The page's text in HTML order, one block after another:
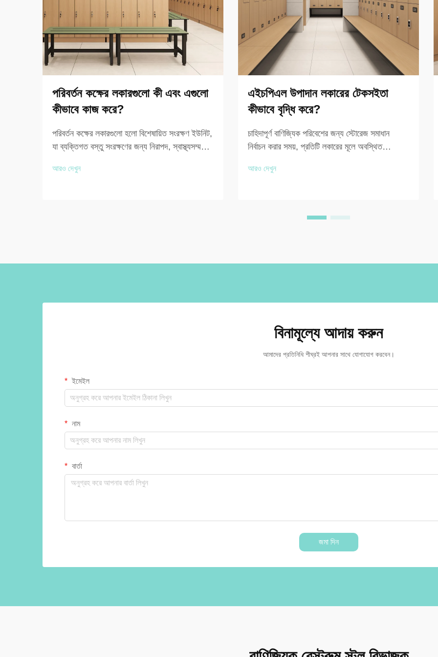
পরিবর্তন কক্ষের লকারগুলো কী এবং এগুলো
কীভাবে কাজ করে?
পরিবর্তন কক্ষের লকারগুলো হলো বিশেষায়িত সংরক্ষণ ইউনিট,
যা ব্যক্তিগত বস্তু সংরক্ষণের জন্য নিরাপদ, স্বাস্থ্যসম্মত
যেখানে মানুষকে পোশাক পরিবর্তন করতে হয় অথবা তাদের
আরও দেখুন
এইচপিএল উপাদান লকারের টেকসইতা
কীভাবে বৃদ্ধি করে?
চাহিদাপূর্ণ বাণিজ্যিক পরিবেশের জন্য স্টোরেজ সমাধান
নির্বাচন করার সময়, প্রতিটি লকারের মূলে অবস্থিত
বেশি গুরুত্বপূর্ণ। এইচপিএল লকারগুলি হাসপাতাল, জিম,
আরও দেখুন
বিনামূল্যে আদায় করুন
আমাদের প্রতিনিধি শীঘ্রই আপনার সাথে যোগাযোগ করবেন।
ইমেইল
নাম
বার্তা
জমা দিন